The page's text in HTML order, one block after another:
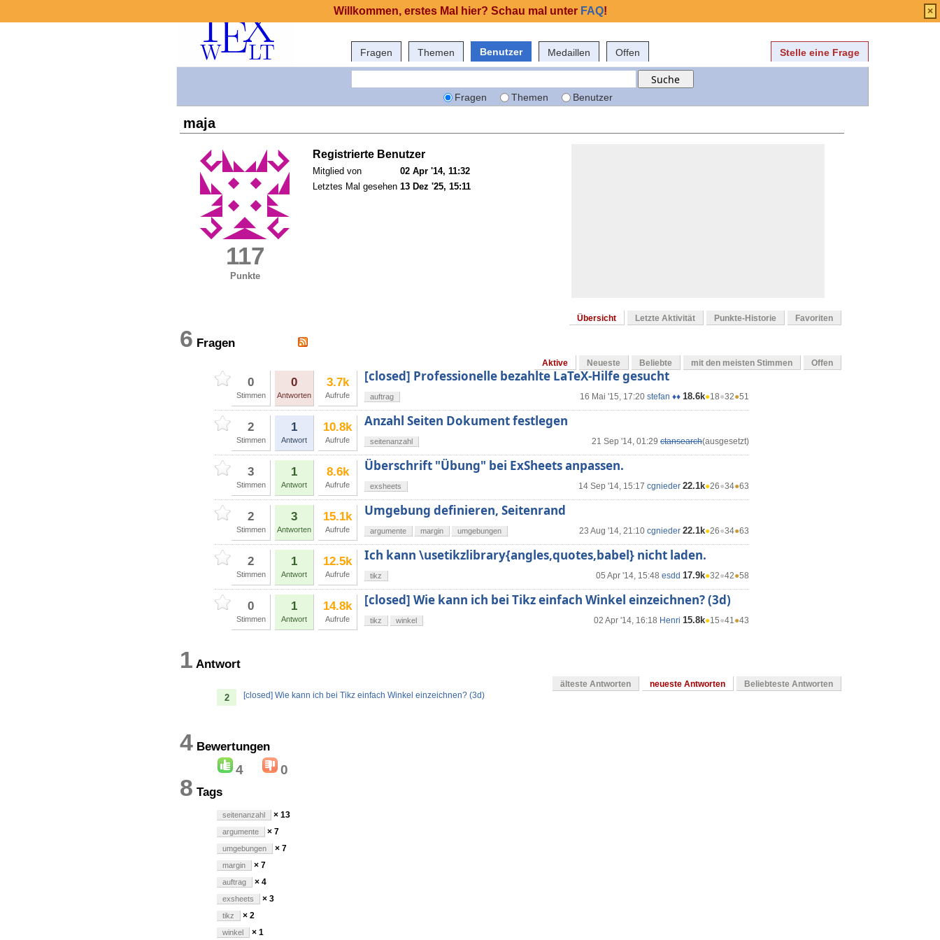
Fragen Themen Benutzer Medaillen Offen Stelle eine Frage
Fragen Themen Benutzer
maja
117
Punkte
Registrierte Benutzer
Mitglied von
02 Apr '14, 11:32
Letztes Mal gesehen 13 Dez '25, 15:11
Übersicht Letzte Aktivität Punkte-Historie Favoriten
6 Fragen
Aktive Neueste Beliebte mit den meisten Stimmen Offen
0
Stimmen
0
Antworten
3.7k
Aufrufe
[closed] Professionelle bezahlte LaTeX-Hilfe gesucht
16 Mai '15, 17:20 stefan ♦♦ 18.6k●18●32●51
auftrag
2
Stimmen
1
Antwort
10.8k
Aufrufe
Anzahl Seiten Dokument festlegen
21 Sep '14, 01:29 ctansearch(ausgesetzt)
seitenanzahl
3
Stimmen
1
Antwort
8.6k
Aufrufe
Überschrift "Übung" bei ExSheets anpassen.
14 Sep '14, 15:17 cgnieder 22.1k●26●34●63
exsheets
2
Stimmen
3
Antworten
15.1k
Aufrufe
Umgebung definieren, Seitenrand
23 Aug '14, 21:10 cgnieder 22.1k●26●34●63
argumente margin umgebungen
2
Stimmen
1
Antwort
12.5k
Aufrufe
Ich kann \usetikzlibrary{angles,quotes,babel} nicht laden.
05 Apr '14, 15:48 esdd 17.9k●32●42●58
tikz
0
Stimmen
1
Antwort
14.8k
Aufrufe
[closed] Wie kann ich bei Tikz einfach Winkel einzeichnen? (3d)
02 Apr '14, 16:18 Henri 15.8k●15●41●43
tikz winkel
1 Antwort
älteste Antworten neueste Antworten Beliebteste Antworten
2 [closed] Wie kann ich bei Tikz einfach Winkel einzeichnen? (3d)
4 Bewertungen
4 0
8 Tags
seitenanzahl × 13
argumente × 7
umgebungen × 7
margin × 7
auftrag × 4
exsheets × 3
tikz × 2
winkel × 1
Willkommen, erstes Mal hier? Schau mal unter FAQ! ×